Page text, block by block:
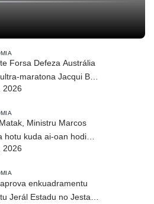
Forsa Defeza Austrália
maratona Jacqui Bell
2026
2026
Ministru Marcos
hotu kuda ai-oan hodi
2026
enkuadramentu
Jerál Estadu no Jestaun